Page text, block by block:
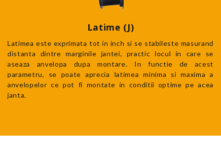
Latime (J)
Latimea este exprimata tot in inch si se stabileste masurand
distanta dintre marginile jantei, practic locul in care se
aseaza anvelopa dupa montare. In functie de acest
parametru, se poate aprecia latimea minima si maxima a
anvelopelor ce pot fi montate in conditii optime pe acea
janta.